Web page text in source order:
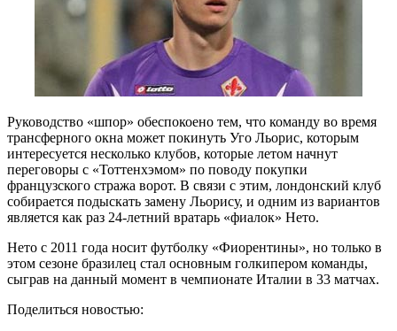
Руководство «шпор» обеспокоено тем, что команду во время
трансферного окна может покинуть Уго Льорис, которым
интересуется несколько клубов, которые летом начнут
переговоры с «Тоттенхэмом» по поводу покупки
французского стража ворот. В связи с этим, лондонский клуб
собирается подыскать замену Льорису, и одним из вариантов
является как раз 24-летний вратарь «фиалок» Нето.
Нето с 2011 года носит футболку «Фиорентины», но только в
этом сезоне бразилец стал основным голкипером команды,
сыграв на данный момент в чемпионате Италии в 33 матчах.
Поделиться новостью: